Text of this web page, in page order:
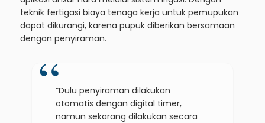
teknik fertigasi biaya tenaga kerja untuk pemupukan
dapat dikurangi, karena pupuk diberikan bersamaan
dengan penyiraman.
“Dulu penyiraman dilakukan
otomatis dengan digital timer,
namun sekarang dilakukan secara